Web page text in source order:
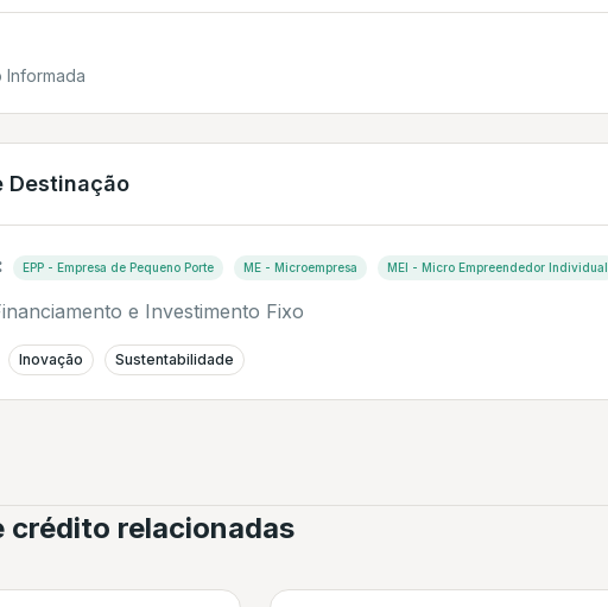
Informada
Destinação
EPP - Empresa de Pequeno Porte ME - Microempresa MEI - Micro Empreendedor Individual
e Investimento Fixo
Inovação Sustentabilidade
crédito relacionadas